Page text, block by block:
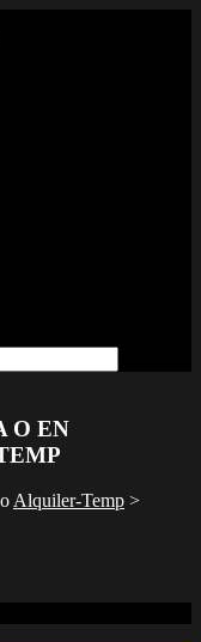
O EN
Alquiler-Temp >